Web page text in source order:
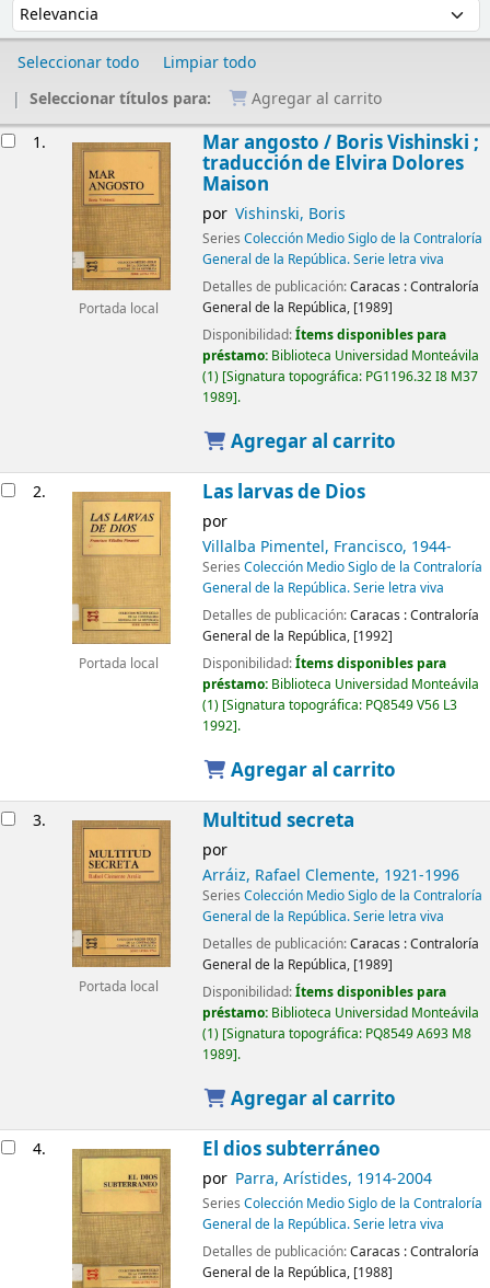
Seleccionar todo
Limpiar todo
Seleccionar títulos para:
Agregar al carrito
1.
Portada local
Mar angosto / Boris Vishinski ;
traducción de Elvira Dolores
Maison
por Vishinski, Boris
Series Colección Medio Siglo de la Contraloría
General de la República. Serie letra viva
Detalles de publicación:Caracas :Contraloría
General de la República, [1989]
Disponibilidad:Ítems disponibles para
préstamo: Biblioteca Universidad Monteávila
(1) Signatura topográfica: PG1196.32 I8 M37
1989 .
Agregar al carrito
2.
Portada local
Las larvas de Dios
por
Villalba Pimentel, Francisco, 1944-
Series Colección Medio Siglo de la Contraloría
General de la República. Serie letra viva
Detalles de publicación:Caracas :Contraloría
General de la República, [1992]
Disponibilidad:Ítems disponibles para
préstamo: Biblioteca Universidad Monteávila
(1) Signatura topográfica: PQ8549 V56 L3
1992 .
Agregar al carrito
3.
Portada local
Multitud secreta
por
Arráiz, Rafael Clemente, 1921-1996
Series Colección Medio Siglo de la Contraloría
General de la República. Serie letra viva
Detalles de publicación:Caracas :Contraloría
General de la República, [1989]
Disponibilidad:Ítems disponibles para
préstamo: Biblioteca Universidad Monteávila
(1) Signatura topográfica: PQ8549 A693 M8
1989 .
Agregar al carrito
4. El dios subterráneo
por Parra, Arístides, 1914-2004
Series Colección Medio Siglo de la Contraloría
General de la República. Serie letra viva
Detalles de publicación:Caracas :Contraloría
General de la República, [1988]